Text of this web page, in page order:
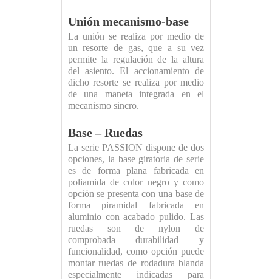
Unión mecanismo-base
La unión se realiza por medio de
un resorte de gas, que a su vez
permite la regulación de la altura
del asiento. El accionamiento de
dicho resorte se realiza por medio
de una maneta integrada en el
mecanismo sincro.
Base – Ruedas
La serie PASSION dispone de dos
opciones, la base giratoria de serie
es de forma plana fabricada en
poliamida de color negro y como
opción se presenta con una base de
forma piramidal fabricada en
aluminio con acabado pulido. Las
ruedas son de nylon de
comprobada durabilidad y
funcionalidad, como opción puede
montar ruedas de rodadura blanda
especialmente indicadas para